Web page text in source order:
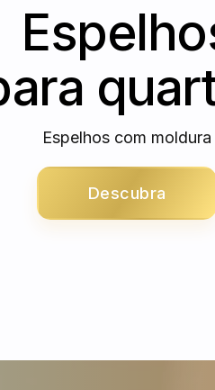
Espelhos com moldura
Descubra